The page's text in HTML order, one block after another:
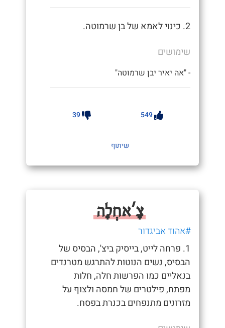
2. כינוי לאמא של בן שרמוטה.
שימושים
- "אה יאיר יבן שרמוטה"
549
39
שיתוף
צָ'אחְלָה
#אהוד אביגדור
1. פרחה לייט, בייסיק ביצ', הבסיס של
הבסיס, נשים הנוטות להתרגש מטרנדים
בנאליים כמו הפרשות חלה, חלות
מפתח, פילטרים של חמסה ולצוף על
מזרונים מתנפחים בכנרת בפסח.